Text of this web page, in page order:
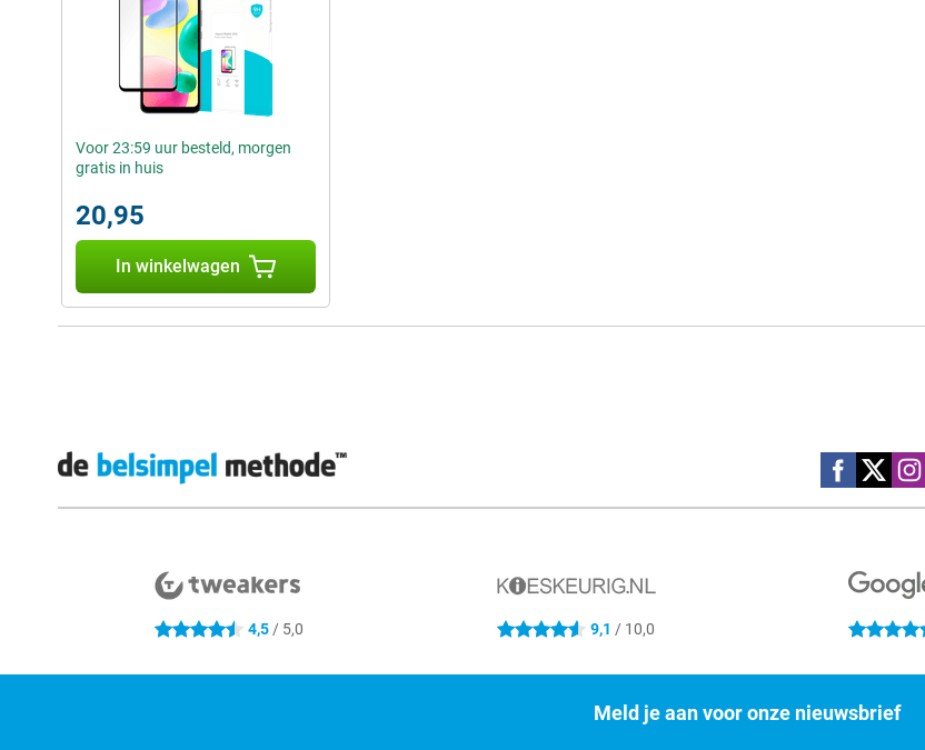
Voor 23:59 uur besteld, morgen
gratis in huis
20,95
In winkelwagen
Social media
4.5 sterren 4,5/ 5,0 4.6 sterren 9,1 / 10,0 4.4 sterren
Meld je aan voor onze nieuwsbrief